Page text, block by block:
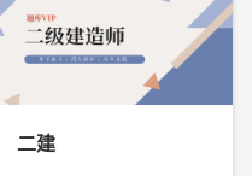
二建